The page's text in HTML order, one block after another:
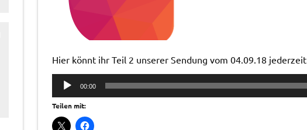
Hier könnt ihr Teil 2 unserer Sendung vom 04.09.18
Audio-
Player
00:00
Teilen mit: